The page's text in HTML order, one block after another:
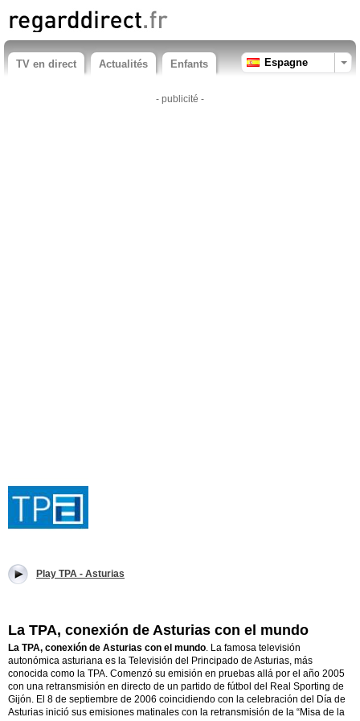
TV en direct Actualités Enfants Espagne
- publicité -
Play TPA - Asturias
La TPA, conexión de Asturias con el mundo
La TPA, conexión de Asturias con el mundo. La famosa televisión
autonómica asturiana es la Televisión del Principado de Asturias, más
conocida como la TPA. Comenzó su emisión en pruebas allá por el año 2005
con una retransmisión en directo de un partido de fútbol del Real Sporting de
Gijón. El 8 de septiembre de 2006 coincidiendo con la celebración del Día de
Asturias inició sus emisiones matinales con la retransmisión de la “Misa de la